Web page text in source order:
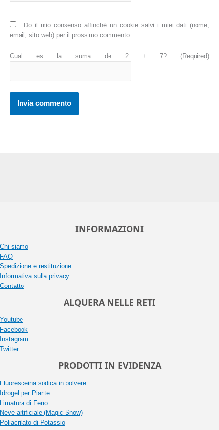
Do il mio consenso affinché un cookie salvi i miei dati (nome,
email, sito web) per il prossimo commento.
Cual es la suma de 2 + 7? (Required)
INFORMAZIONI
Chi siamo
FAQ
Spedizione e restituzione
Informativa sulla privacy
Contatto
ALQUERA NELLE RETI
Youtube
Facebook
Instagram
Twitter
PRODOTTI IN EVIDENZA
Fluoresceina sodica in polvere
Idrogel per Piante
Limatura di Ferro
Neve artificiale (Magic Snow)
Poliacrilato di Potassio